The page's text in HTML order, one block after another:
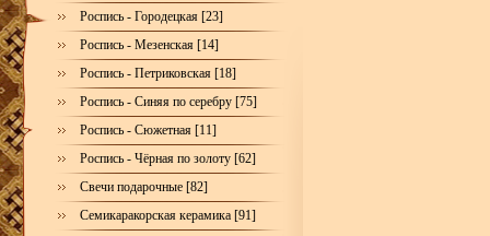
Роспись - Городецкая [23]
Роспись - Мезенская [14]
Роспись - Петриковская [18]
Роспись - Синяя по серебру [75]
Роспись - Сюжетная [11]
Роспись - Чёрная по золоту [62]
Свечи подарочные [82]
Семикаракорская керамика [91]